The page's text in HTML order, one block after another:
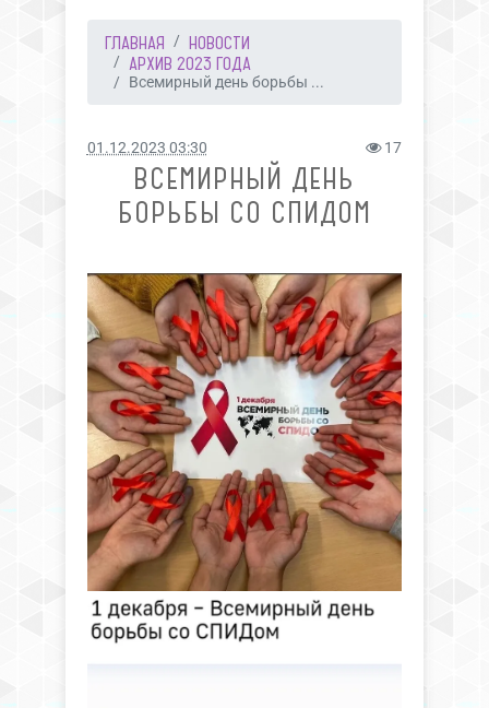
ГЛАВНАЯ
НОВОСТИ
АРХИВ 2023 ГОДА
Всемирный день борьбы ...
01.12.2023 03:30 17
ВСЕМИРНЫЙ ДЕНЬ
БОРЬБЫ СО СПИДОМ